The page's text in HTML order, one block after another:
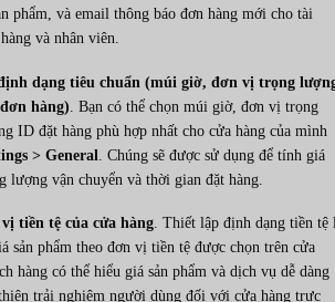
phẩm, và email thông báo đơn hàng mới cho tài
và nhân viên.
dạng tiêu chuẩn (múi giờ, đơn vị trọng
hàng) . Bạn có thể chọn múi giờ, đơn vị trọng
ID đặt hàng phù hợp nhất cho cửa hàng của mình
> General
. Chúng sẽ được sử dụng để tính giá
lượng vận chuyển và thời gian đặt hàng.
tiền tệ của cửa hàng. Thiết lập định dạng tiền tệ
sản phẩm theo đơn vị tiền tệ được chọn trên cửa
hàng có thể hiểu giá sản phẩm và dịch vụ dễ dàng
trải nghiệm người dùng đối với cửa hàng trực